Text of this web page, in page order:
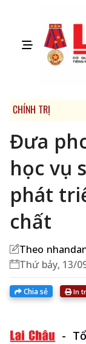
CHÍNH TRỊ
Đưa
học vụ
phát
chất
Theo
Thứ bảy, 13/
Chia sẻ In
-